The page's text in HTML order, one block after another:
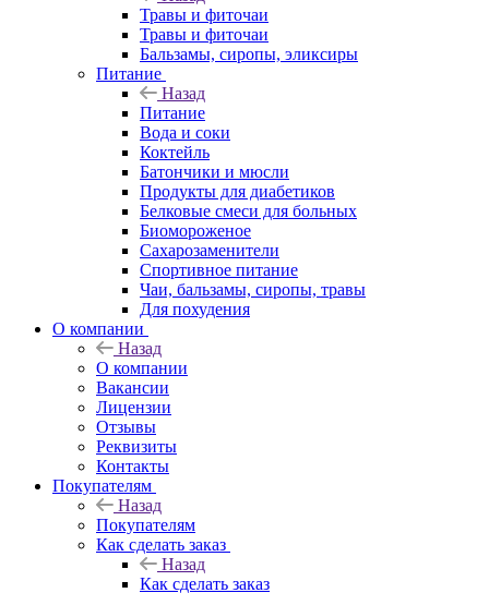
Травы и фиточаи
Травы и фиточаи
Бальзамы, сиропы, эликсиры
Питание
Назад
Питание
Вода и соки
Коктейль
Батончики и мюсли
Продукты для диабетиков
Белковые смеси для больных
Биомороженое
Сахарозаменители
Спортивное питание
Чаи, бальзамы, сиропы, травы
Для похудения
О компании
Назад
О компании
Вакансии
Лицензии
Отзывы
Реквизиты
Контакты
Покупателям
Назад
Покупателям
Как сделать заказ
Назад
Как сделать заказ